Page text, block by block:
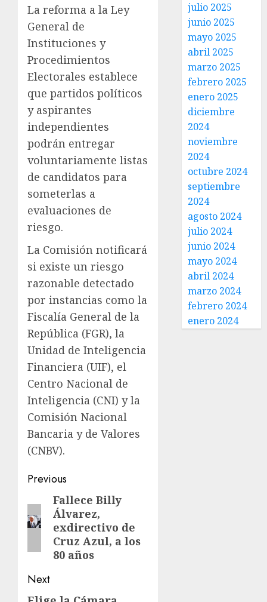
La reforma a la Ley
General de
Instituciones y
Procedimientos
Electorales establece
que partidos políticos
y aspirantes
independientes
podrán entregar
voluntariamente listas
de candidatos para
someterlas a
evaluaciones de
riesgo.
La Comisión notificará
si existe un riesgo
razonable detectado
por instancias como la
Fiscalía General de la
República (FGR), la
Unidad de Inteligencia
Financiera (UIF), el
Centro Nacional de
Inteligencia (CNI) y la
Comisión Nacional
Bancaria y de Valores
(CNBV).
Previous
Fallece Billy
Álvarez,
exdirectivo de
Cruz Azul, a los
80 años
Next
julio 2025
junio 2025
mayo 2025
abril 2025
marzo 2025
febrero 2025
enero 2025
diciembre
2024
noviembre
2024
octubre 2024
septiembre
2024
agosto 2024
julio 2024
junio 2024
mayo 2024
abril 2024
marzo 2024
febrero 2024
enero 2024